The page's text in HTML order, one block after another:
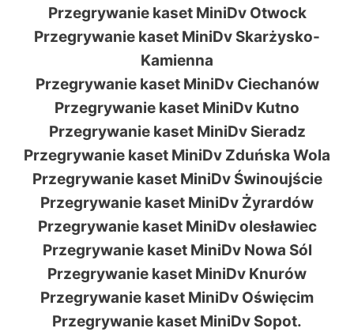
Przegrywanie kaset MiniDv Otwock
Przegrywanie kaset MiniDv Skarżysko-
Kamienna
Przegrywanie kaset MiniDv Ciechanów
Przegrywanie kaset MiniDv Kutno
Przegrywanie kaset MiniDv Sieradz
Przegrywanie kaset MiniDv Zduńska Wola
Przegrywanie kaset MiniDv Świnoujście
Przegrywanie kaset MiniDv Żyrardów
Przegrywanie kaset MiniDv olesławiec
Przegrywanie kaset MiniDv Nowa Sól
Przegrywanie kaset MiniDv Knurów
Przegrywanie kaset MiniDv Oświęcim
Przegrywanie kaset MiniDv Sopot.